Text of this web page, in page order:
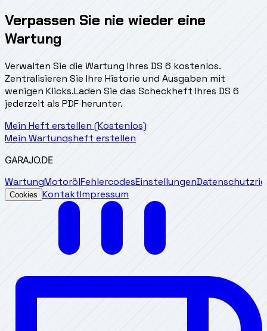
Verpassen Sie nie wieder eine
Wartung
Verwalten Sie die Wartung Ihres DS 6 kostenlos.
Zentralisieren Sie Ihre Historie und Ausgaben mit
wenigen Klicks.Laden Sie das Scheckheft Ihres DS 6
jederzeit als PDF herunter.
Mein Heft erstellen (Kostenlos)
Mein Wartungsheft erstellen
GARAJO.DE
WartungMotorölFehlercodesEinstellungen
Cookies KontaktImpressum